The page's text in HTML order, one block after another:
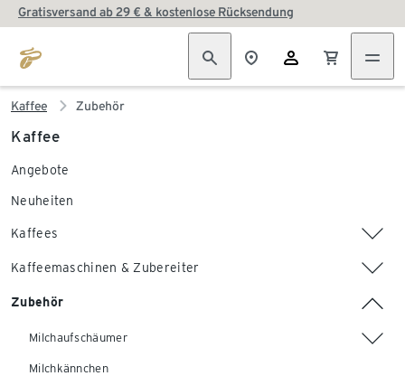
Gratisversand ab 29 € & kostenlose Rücksendung
Kaffee Zubehör
Kaffee
Angebote
Neuheiten
Kaffees
Kaffeemaschinen & Zubereiter
Zubehör
Milchaufschäumer
Milchkännchen